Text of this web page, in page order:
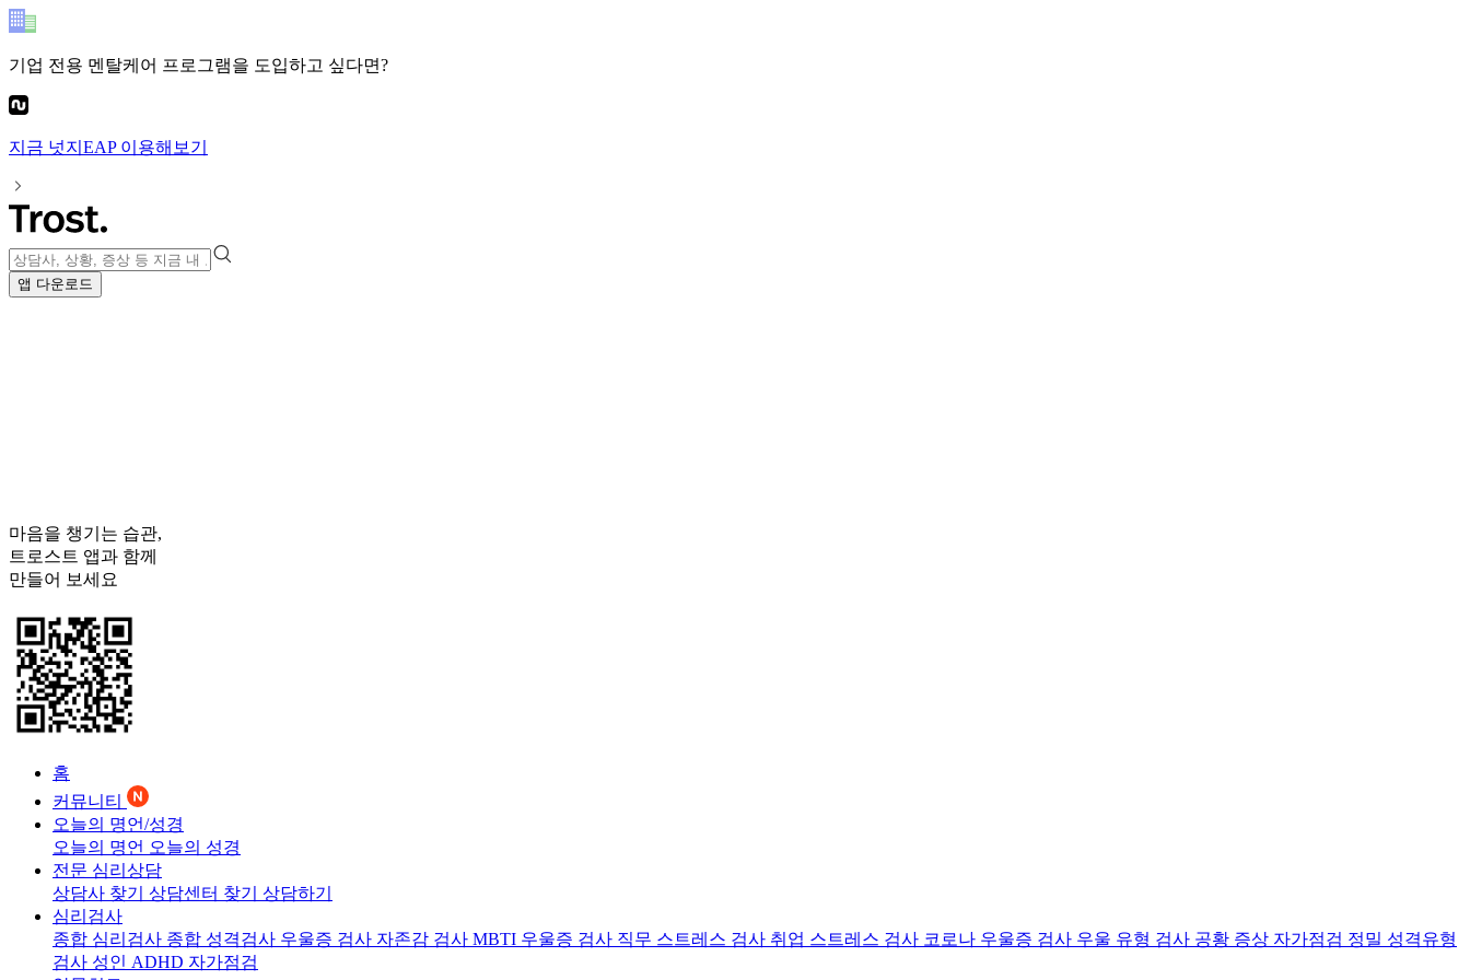
기업 전용 멘탈케어 프로그램을 도입하고 싶다면?
지금 넛지EAP이용해보기
앱 다운로드
마음을 챙기는 습관,
트로스트 앱과 함께
만들어 보세요
홈
커뮤니티
오늘의 명언/성경
오늘의 명언 오늘의 성경
전문 심리상담
상담사 찾기 상담센터 찾기 상담하기
심리검사
종합 심리검사 종합 성격검사 우울증 검사 자존감 검사 MBTI 우울증 검사 직무 스트레스 검사 취업 스트레스 검사 코로나 우울증 검사 우울 유형 검사 공황 증상 자가점검 정밀 성격유형
검사 성인 ADHD 자가점검